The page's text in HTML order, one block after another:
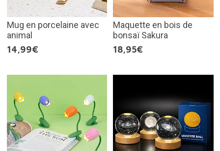
Mug en porcelaine avec
animal
14,99€
Maquette en bois de
bonsaï Sakura
18,95€